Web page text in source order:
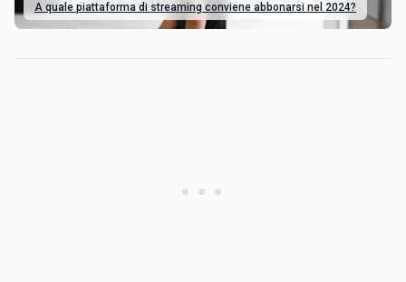
A quale piattaforma di streaming conviene abbonarsi nel 2024?